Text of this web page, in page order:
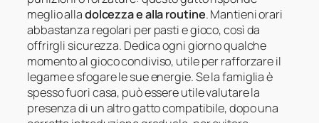
meglio alladolcezza e alla routine. Mantieni orari
abbastanza regolari per pasti e gioco, così da
offrirgli sicurezza. Dedica ogni giorno qualche
momento al gioco condiviso, utile per rafforzare il
legame e sfogare le sue energie. Se la famiglia è
spesso fuori casa, può essere utile valutare la
presenza di un altro gatto compatibile, dopo una